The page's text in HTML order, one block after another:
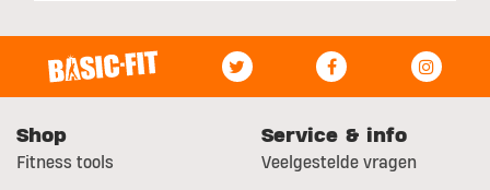
Shop
Fitness tools
Service & info
Veelgestelde vragen